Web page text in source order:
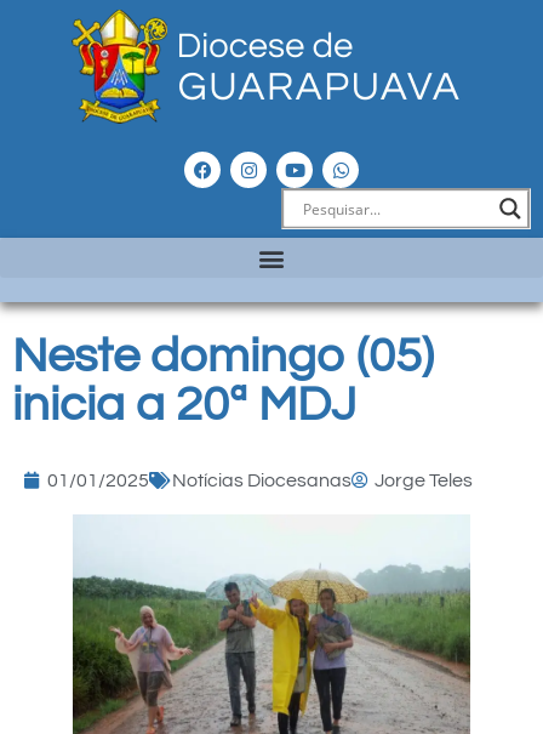
Neste domingo (05)
inicia a 20ª MDJ
01/01/2025 Notícias Diocesanas Jorge Teles